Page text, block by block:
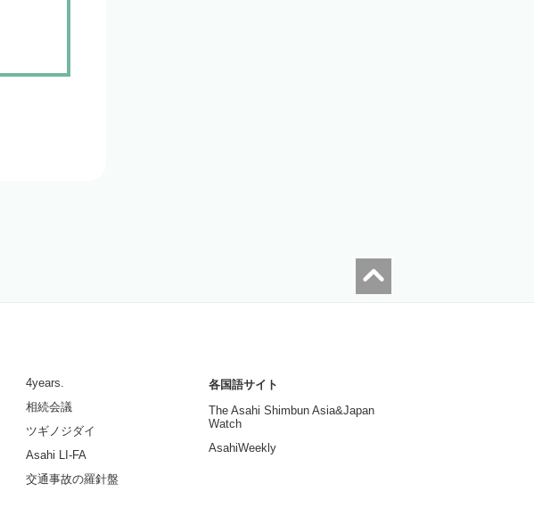
4years.
相続会議
ツギノジダイ
Asahi LI-FA
交通事故の羅針盤
各国語サイト
The Asahi Shimbun Asia&Japan
Watch
AsahiWeekly